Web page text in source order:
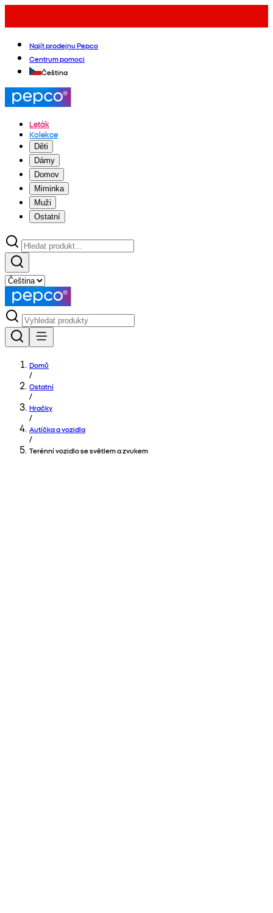
Najít prodejnu Pepco
Centrum pomoci
Čeština
Leták
Kolekce
Děti
Dámy
Domov
Miminka
Muži
Ostatní
Domů
/
Ostatní
/
Hračky
/
Autíčka a vozidla
/
Terénní vozidlo se světlem a zvukem